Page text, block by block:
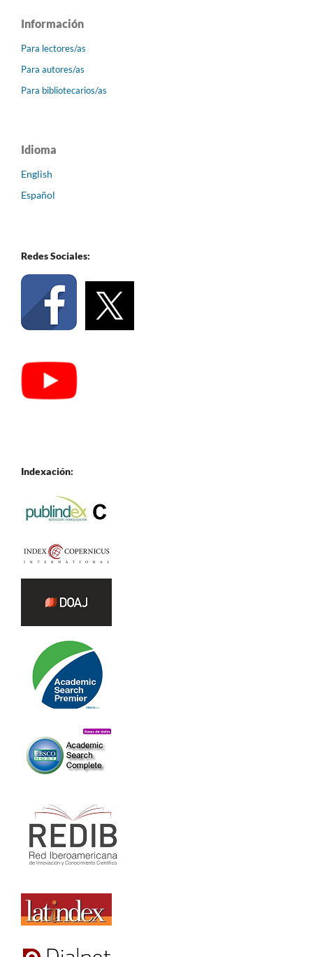
Información
Para lectores/as
Para autores/as
Para bibliotecarios/as
Idioma
English
Español
Redes Sociales:
Indexación: